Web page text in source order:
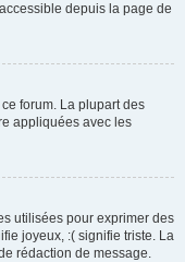
depuis la page de
forum. La plupart des
appliquées avec les
utilisées pour exprimer des
joyeux, :( signifie triste. La
rédaction de message.